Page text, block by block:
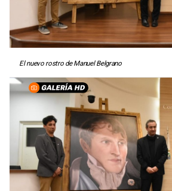
El nuevo rostro de Manuel Belgrano